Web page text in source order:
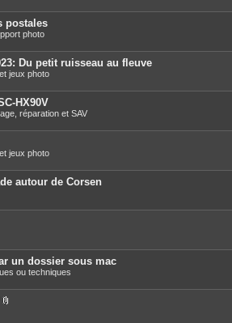
j
t
e
s
postales
photo
Du petit ruisseau au fleuve
jeux photo
HX90V
réparation et SAV
jeux photo
autour de Corsen
un dossier sous mac
ou techniques